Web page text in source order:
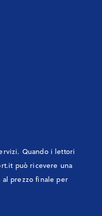
Quando i lettori
può ricevere una
al prezzo finale per